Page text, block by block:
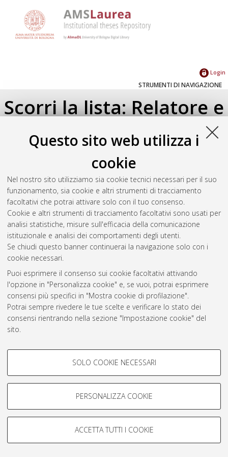
Questo sito web utilizza i
cookie
Nel nostro sito utilizziamo sia cookie tecnici necessari per il suo
funzionamento, sia cookie e altri strumenti di tracciamento
facoltativi che potrai attivare solo con il tuo consenso.
Cookie e altri strumenti di tracciamento facoltativi sono usati per
analisi statistiche, misure sull'efficacia della comunicazione
istituzionale e analisi dei comportamenti degli utenti.
Se chiudi questo banner continuerai la navigazione solo con i
cookie necessari.
Puoi esprimere il consenso sui cookie facoltativi attivando
l'opzione in "Personalizza cookie" e, se vuoi, potrai esprimere
consensi più specifici in "Mostra cookie di profilazione".
Potrai sempre rivedere le tue scelte e verificare lo stato dei
consensi rientrando nella sezione "Impostazione cookie" del
sito.
COOKIE DI PROFILAZIONE -
Si tratta di cookie utilizzati per analizzare le caratteristiche della
navigazione degli utenti, creare profili in base al loro comportamento
Mostra cookie di profilazione
COOKIE TECNICI - NECESSARI
SOLO COOKIE NECESSARI
PERSONALIZZA COOKIE
ACCETTA TUTTI I COOKIE
Login
STRUMENTI DI NAVIGAZIONE
Scorri la lista: Relatore e
Correlatore
Seleziona un valore dall'elenco sottostante.
2018(1)
2017(1)
Atom
Rss 1.0
AMS Laurea
Servizio implementato e gestito da AlmaDL
Condizioni d’uso del sito